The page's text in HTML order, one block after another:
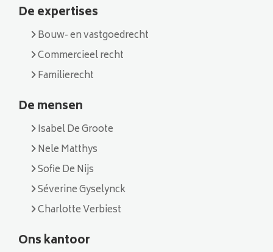
De expertises
Bouw- en vastgoedrecht
Commercieel recht
Familierecht
De mensen
Isabel De Groote
Nele Matthys
Sofie De Nijs
Séverine Gyselynck
Charlotte Verbiest
Ons kantoor